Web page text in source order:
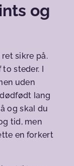
og
sikre på.
steder. I
uden
lang
og skal du
tid, men
en forkert